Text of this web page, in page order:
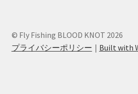
© Fly Fishing BLOOD KNOT 2026
プライバシーポリシー
Built with